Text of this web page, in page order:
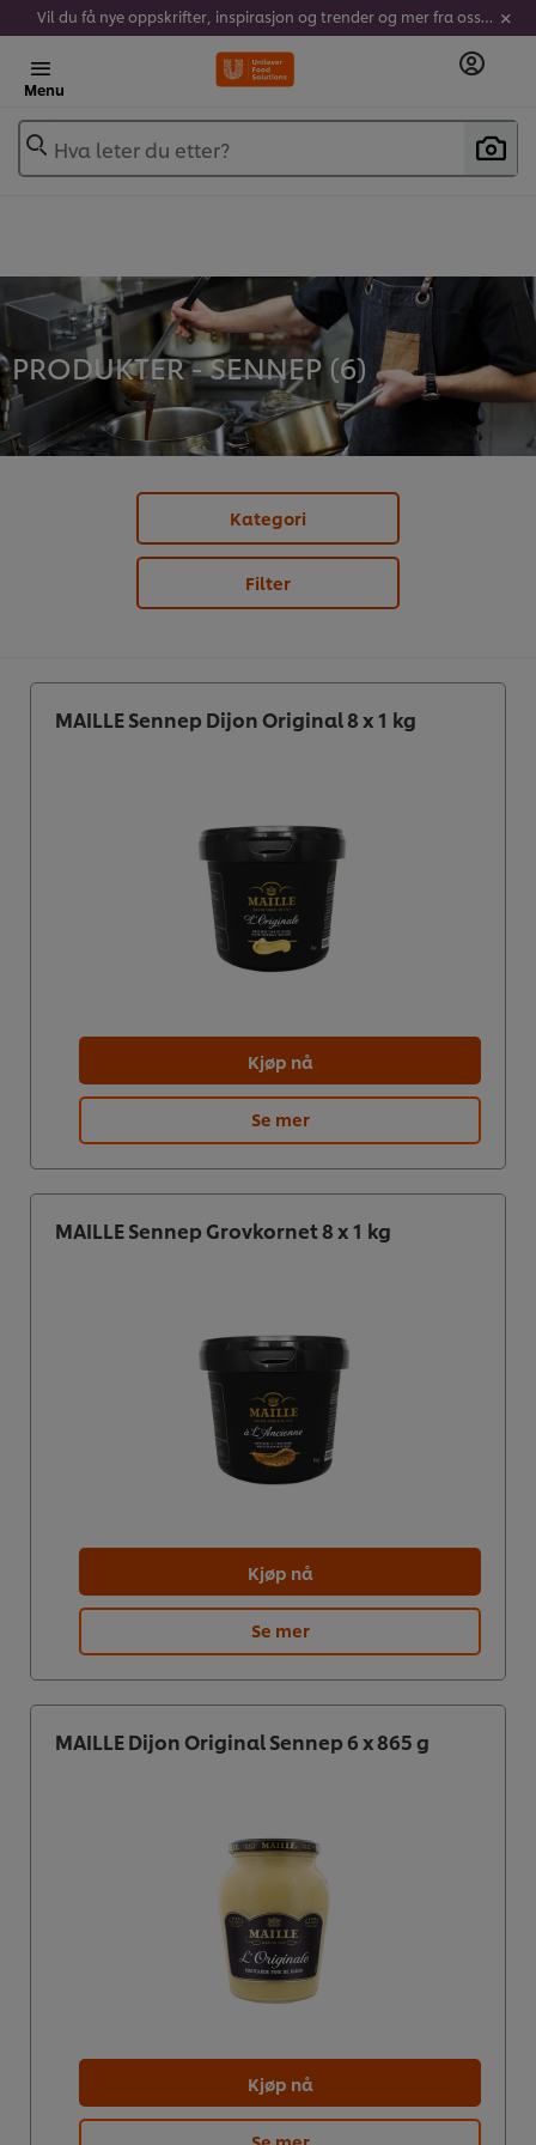
Vil du få nye oppskrifter, inspirasjon og trender og mer fra oss? Meld deg på vårt nyhetsbrev her!
Menu
Hva leter du etter?
PRODUKTER - SENNEP (6)
Kategori
Filter
MAILLE Sennep Dijon Original 8 x 1 kg
Kjøp nå
Se mer
MAILLE Sennep Grovkornet 8 x 1 kg
Kjøp nå
Se mer
MAILLE Dijon Original Sennep 6 x 865 g
Kjøp nå